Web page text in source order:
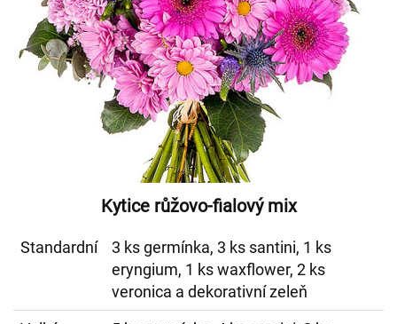
Kytice růžovo-fialový mix
Standardní
3 ks germínka, 3 ks santini, 1 ks
eryngium, 1 ks waxflower, 2 ks
veronica a dekorativní zeleň